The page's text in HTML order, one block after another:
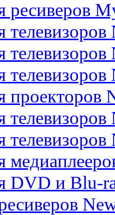
ресиверов
телевизоров
телевизоров
телевизоров
проекторов
телевизоров
телевизоров
DVD и Blu-